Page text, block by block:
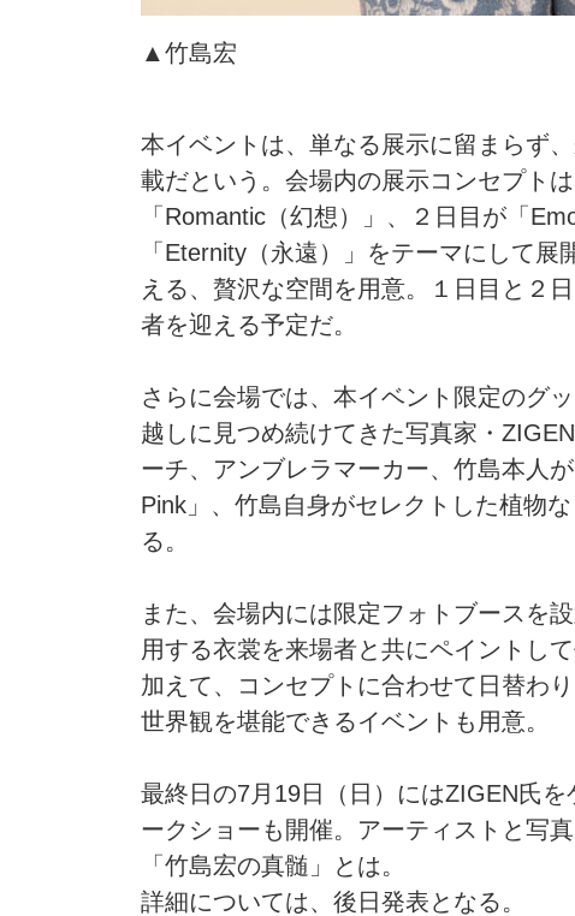
▲竹島宏
本イベントは、単なる展示に留まらず
載だという。会場内の展示コンセプト
「Romantic（幻想）」、２日目が「
「Eternity（永遠）」をテーマにして
える、贅沢な空間を用意。１日目と２
者を迎える予定だ。
さらに会場では、本イベント限定のグ
越しに見つめ続けてきた写真家・
ーチ、アンブレラマーカー、竹島本人
Pink」、竹島自身がセレクトした植物
る。
また、会場内には限定フォトブースを
用する衣裳を来場者と共にペイントし
加えて、コンセプトに合わせて日替わ
世界観を堪能できるイベントも用意。
最終日の7月19日（日）にはZIGEN氏
ークショーも開催。アーティストと写
「竹島宏の真髄」とは。
詳細については、後日発表となる。